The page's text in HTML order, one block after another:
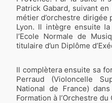
Patrick Gabard, suivant
métier d’orchestre dirigée
Lyon. Il intègre ensuite la
l’Ecole Normale de
titulaire d’un Diplôme
Il complètera ensuite sa
Perraud (Violoncelle
National de France)
Formation à l’Orchestre du